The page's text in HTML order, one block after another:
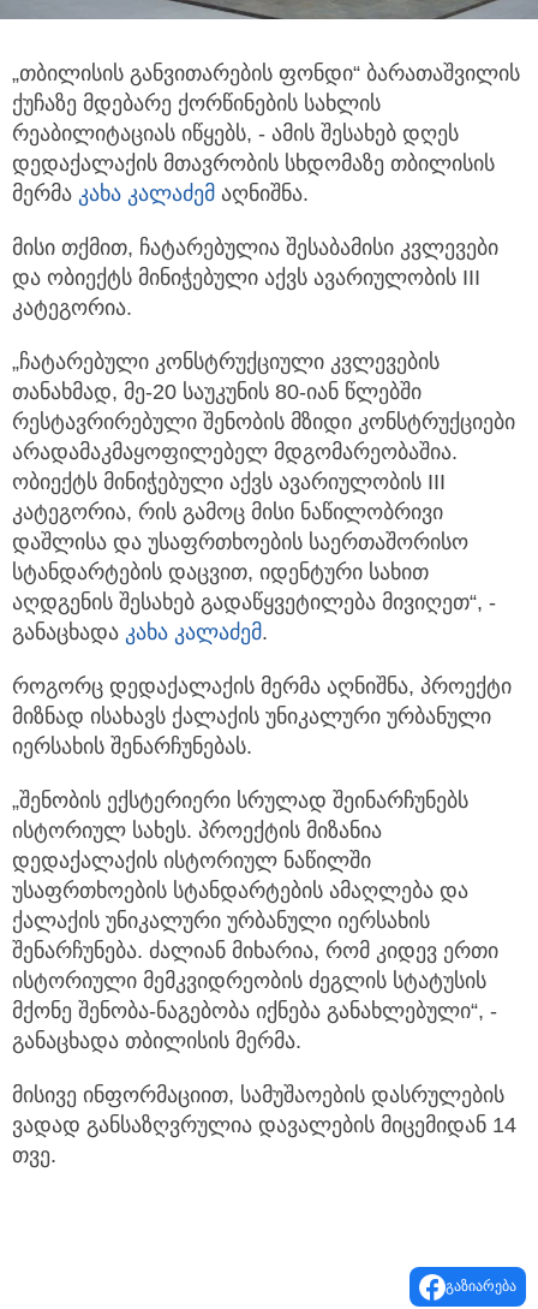
„თბილისის განვითარების ფონდი“ ბარათაშვილის
ქუჩაზე მდებარე ქორწინების სახლის
რეაბილიტაციას იწყებს, - ამის შესახებ დღეს
დედაქალაქის მთავრობის სხდომაზე თბილისის
მერმა კახა კალაძემ აღნიშნა.
მისი თქმით, ჩატარებულია შესაბამისი კვლევები
და ობიექტს მინიჭებული აქვს ავარიულობის III
კატეგორია.
„ჩატარებული კონსტრუქციული კვლევების
თანახმად, მე-20 საუკუნის 80-იან წლებში
რესტავრირებული შენობის მზიდი კონსტრუქციები
არადამაკმაყოფილებელ მდგომარეობაშია.
ობიექტს მინიჭებული აქვს ავარიულობის III
კატეგორია, რის გამოც მისი ნაწილობრივი
დაშლისა და უსაფრთხოების საერთაშორისო
სტანდარტების დაცვით, იდენტური სახით
აღდგენის შესახებ გადაწყვეტილება მივიღეთ“, -
განაცხადა კახა კალაძემ.
როგორც დედაქალაქის მერმა აღნიშნა, პროექტი
მიზნად ისახავს ქალაქის უნიკალური ურბანული
იერსახის შენარჩუნებას.
„შენობის ექსტერიერი სრულად შეინარჩუნებს
ისტორიულ სახეს. პროექტის მიზანია
დედაქალაქის ისტორიულ ნაწილში
უსაფრთხოების სტანდარტების ამაღლება და
ქალაქის უნიკალური ურბანული იერსახის
შენარჩუნება. ძალიან მიხარია, რომ კიდევ ერთი
ისტორიული მემკვიდრეობის ძეგლის სტატუსის
მქონე შენობა-ნაგებობა იქნება განახლებული“, -
განაცხადა თბილისის მერმა.
მისივე ინფორმაციით, სამუშაოების დასრულების
ვადად განსაზღვრულია დავალების მიცემიდან 14
თვე.
გაზიარება